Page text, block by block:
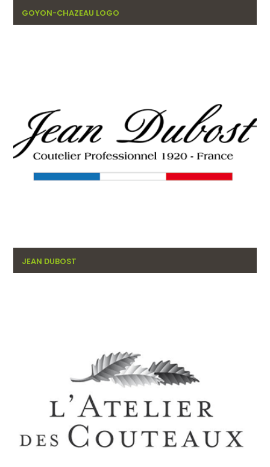
GOYON-CHAZEAU LOGO
JEAN DUBOST